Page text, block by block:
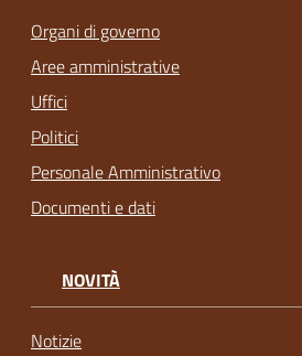
Organi di governo
Aree amministrative
Uffici
Politici
Personale Amministrativo
Documenti e dati
NOVITÀ
Notizie